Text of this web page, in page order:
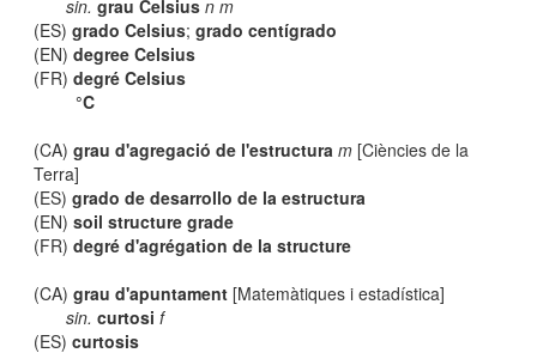
sin. grau Celsius n m
(ES)grado Celsius;grado centígrado
(EN)degree Celsius
(FR)degré Celsius
°C
(CA)grau d'agregació de l'estructura m [Ciències de la
Terra]
(ES)grado de desarrollo de la estructura
(EN)soil structure grade
(FR)degré d'agrégation de la structure
(CA)grau d'apuntament [Matemàtiques i estadística]
sin. curtosi f
(ES)curtosis